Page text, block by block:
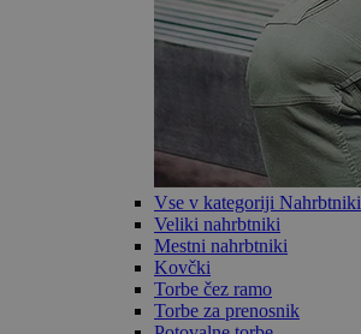
Vse v kategoriji Nahrbtniki
Veliki nahrbtniki
Mestni nahrbtniki
Kovčki
Torbe čez ramo
Torbe za prenosnik